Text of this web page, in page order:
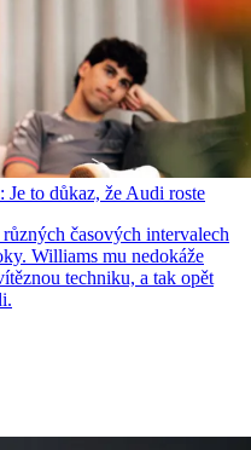
to důkaz, že Audi roste
časových intervalech
Williams mu nedokáže
techniku, a tak opět